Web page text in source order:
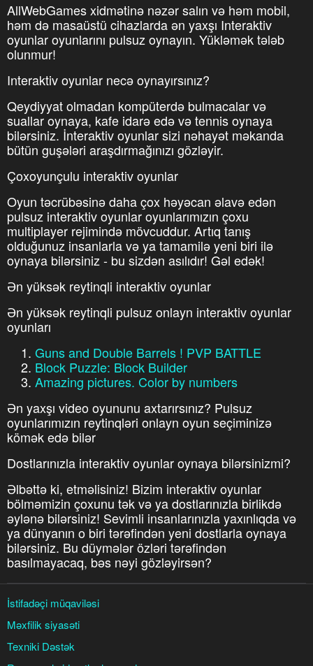
AllWebGames xidmətinə nəzər salın və həm mobil,
həm də masaüstü cihazlarda ən yaxşı Interaktiv
oyunlar oyunlarını pulsuz oynayın. Yükləmək tələb
olunmur!
Interaktiv oyunlar necə oynayırsınız?
Qeydiyyat olmadan kompüterdə bulmacalar və
suallar oynaya, kafe idarə edə və tennis oynaya
bilərsiniz. İnteraktiv oyunlar sizi nəhayət məkanda
bütün guşələri araşdırmağınızı gözləyir.
Çoxoyunçulu interaktiv oyunlar
Oyun təcrübəsinə daha çox həyəcan əlavə edən
pulsuz interaktiv oyunlar oyunlarımızın çoxu
multiplayer rejimində mövcuddur. Artıq tanış
olduğunuz insanlarla və ya tamamilə yeni biri ilə
oynaya bilərsiniz - bu sizdən asılıdır! Gəl edək!
Ən yüksək reytinqli interaktiv oyunlar
Ən yüksək reytinqli pulsuz onlayn interaktiv oyunlar
oyunları
Guns and Double Barrels ! PVP BATTLE
Block Puzzle: Block Builder
Amazing pictures. Color by numbers
Ən yaxşı video oyununu axtarırsınız? Pulsuz
oyunlarımızın reytinqləri onlayn oyun seçiminizə
kömək edə bilər
Dostlarınızla interaktiv oyunlar oynaya bilərsinizmi?
Əlbəttə ki, etməlisiniz! Bizim interaktiv oyunlar
bölməmizin çoxunu tək və ya dostlarınızla birlikdə
əylənə bilərsiniz! Sevimli insanlarınızla yaxınlıqda və
ya dünyanın o biri tərəfindən yeni dostlarla oynaya
bilərsiniz. Bu düymələr özləri tərəfindən
basılmayacaq, bəs nəyi gözləyirsən?
İstifadəçi müqaviləsi
Məxfilik siyasəti
Texniki Dəstək